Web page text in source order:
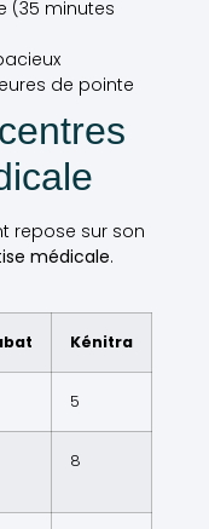
(35 minutes
de pointe
repose sur son
médicale.
Kénitra
5
8